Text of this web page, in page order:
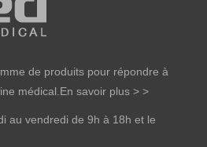
de produits pour répondre à
médical. En savoir plus > >
au vendredi de 9h à 18h et le